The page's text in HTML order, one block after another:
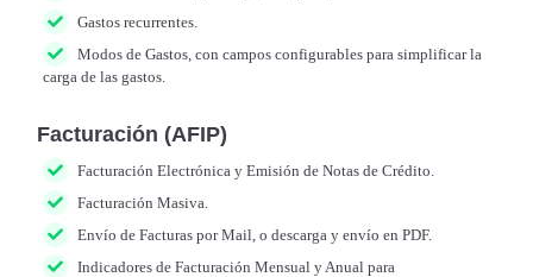
Gastos recurrentes.
Modos de Gastos, con campos configurables para simplificar la
carga de las gastos.
Facturación (AFIP)
Facturación Electrónica y Emisión de Notas de Crédito.
Facturación Masiva.
Envío de Facturas por Mail, o descarga y envío en PDF.
Indicadores de Facturación Mensual y Anual para